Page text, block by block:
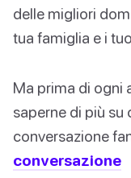
delle migliori
tua famiglia e i
Ma prima di ogni
saperne di più su
conversazione
conversazione